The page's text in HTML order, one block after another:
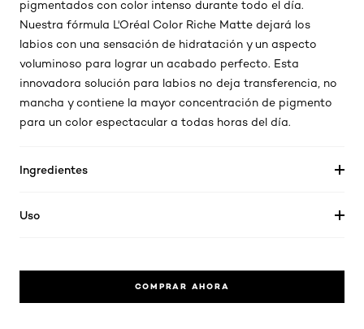
pigmentados con color intenso durante todo el día.
Nuestra fórmula L'Oréal Color Riche Matte dejará los
labios con una sensación de hidratación y un aspecto
voluminoso para lograr un acabado perfecto. Esta
innovadora solución para labios no deja transferencia, no
mancha y contiene la mayor concentración de pigmento
para un color espectacular a todas horas del día.
Ingredientes
Uso
COMPRAR AHORA